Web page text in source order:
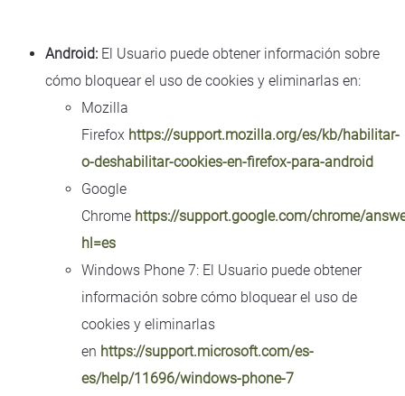
Android: El Usuario puede obtener información sobre
cómo bloquear el uso de cookies y eliminarlas en:
Mozilla
Firefox https://support.mozilla.org/es/kb/habilitar-
o-deshabilitar-cookies-en-firefox-para-android
Google
Chrome https://support.google.com/chrome/
hl=es
Windows Phone 7: El Usuario puede obtener
información sobre cómo bloquear el uso de
cookies y eliminarlas
en https://support.microsoft.com/es-
es/help/11696/windows-phone-7